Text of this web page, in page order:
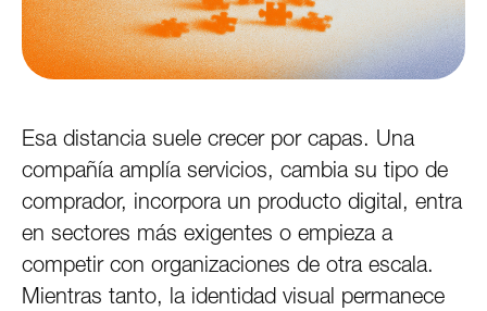
Esa distancia suele crecer por capas. Una
compañía amplía servicios, cambia su tipo de
comprador, incorpora un producto digital, entra
en sectores más exigentes o empieza a
competir con organizaciones de otra escala.
Mientras tanto, la identidad visual permanece